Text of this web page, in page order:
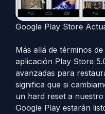
Google Play Store
Más allá de términos
aplicación Play Store
avanzadas para
significa que si
un hard reset a
Google Play estarán